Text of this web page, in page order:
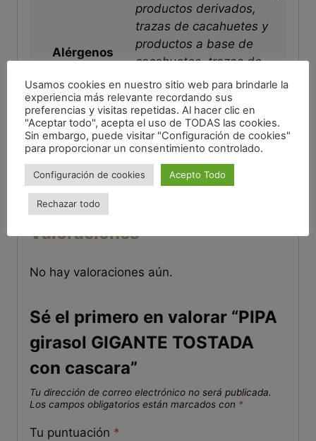
Alérgenos
productos derivados,
trazas de cacahuetes y
productos a base de
cacahuetes, trazas de
frutos secos (almendras,
avellanas, nueces,
anacardos, nueces
pecanas, nueces de
Brasil, pistachos,
macadamias) y productos
derivados
Valoraciones
No hay valoraciones aún.
Sé el primero en valorar “PIPA
girasol GIGANTE TOSTADA
con cascara”
Tu dirección de correo electrónico no será publicada.
Los campos obligatorios están marcados con *
Tu puntuación *
Usamos cookies en nuestro sitio web para brindarle la
experiencia más relevante recordando sus
preferencias y visitas repetidas. Al hacer clic en
"Aceptar todo", acepta el uso de TODAS las cookies.
Sin embargo, puede visitar "Configuración de cookies"
para proporcionar un consentimiento controlado.
Configuración de cookies Acepto Todo
Rechazar todo